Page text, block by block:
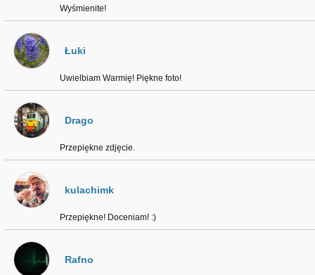
Wyśmienite!
Łuki
Uwielbiam Warmię! Piękne foto!
Drago
Przepiękne zdjęcie.
kulachimk
Przepiękne! Doceniam! :)
Rafno